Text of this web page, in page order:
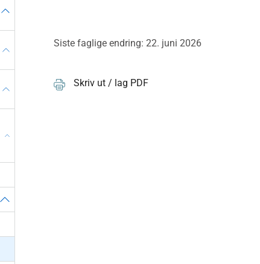
Siste faglige endring: 22. juni 2026
Skriv ut / lag PDF